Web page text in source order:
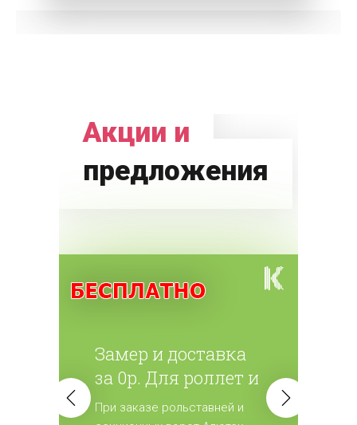
Акции и
предложения
Замер и доставка
за 0р. Для роллет и
ворот
При заказе рольставней и